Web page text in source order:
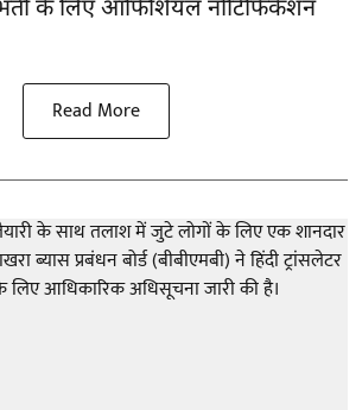
के लिए ऑफिशियल नोटिफिकेशन
Read More